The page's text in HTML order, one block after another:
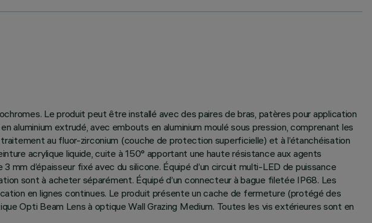
Le produit peut être installé avec des paires de bras, patères pour application
aluminium extrudé, avec embouts en aluminium moulé sous pression, comprenant les
au fluor-zirconium (couche de protection superficielle) et à l’étanchéisation
acrylique liquide, cuite à 150° apportant une haute résistance aux agents
d’épaisseur fixé avec du silicone. Équipé d’un circuit multi-LED de puissance
sont à acheter séparément. Équipé d’un connecteur à bague filetée IP68. Les
en lignes continues. Le produit présente un cache de fermeture (protégé des
Opti Beam Lens à optique Wall Grazing Medium. Toutes les vis extérieures sont en